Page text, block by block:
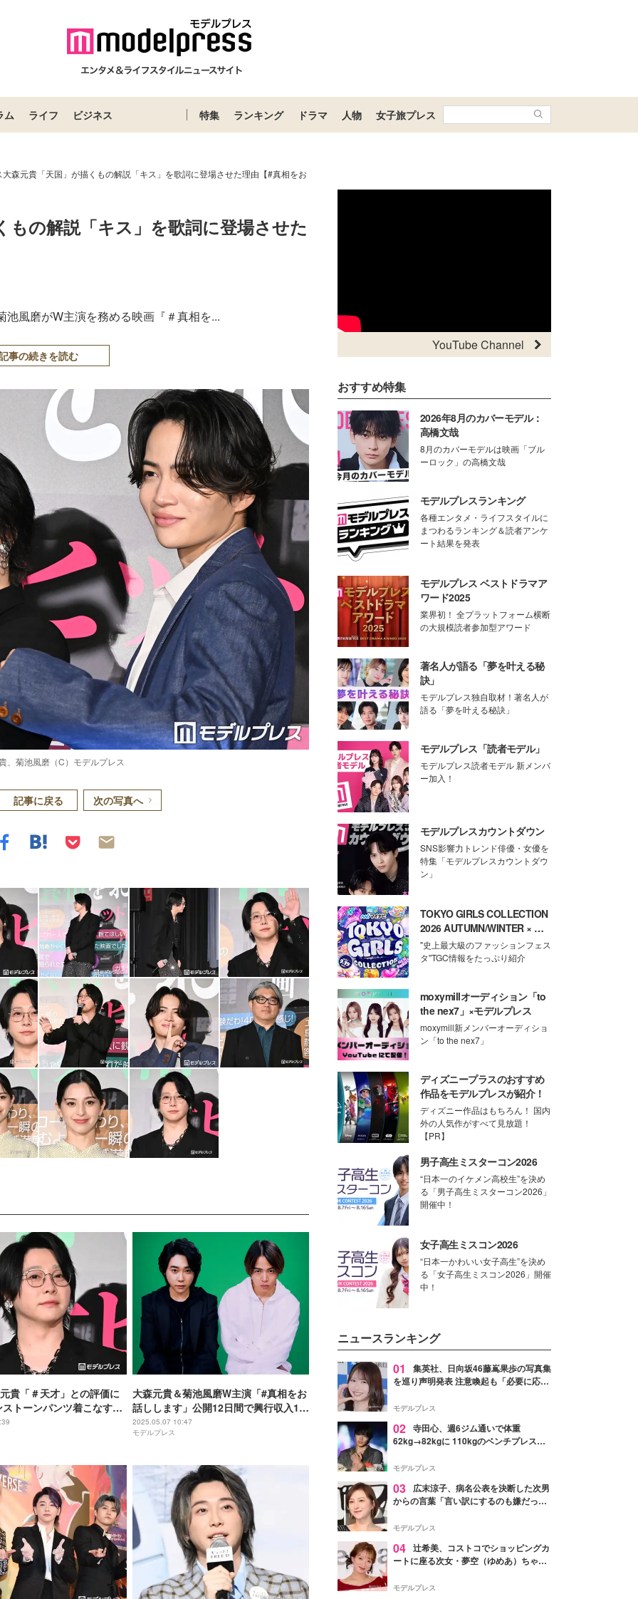
ム ライフ ビジネス 特集 ランキング ドラマ 人物 女子旅プレス
大森元貴「天国」が描くもの解説「キス」を歌詞に登場させた理由【#真相をお
もの解説「キス」を歌詞に登場させた
風磨がW主演を務める映画『＃真相を...
事の続きを読む
、菊池風磨（C）モデルプレス
記事に戻る 次の写真へ
貴「＃天才」との評価に
トーンパンツ着こなす
しします】
大森元貴＆菊池風磨W主演「#真相をお
話しします」公開12日間で興行収入13
億円・観客動員98万人突破
2025.05.07 10:47
モデルプレス
YouTube Channel
おすすめ特集
2026年8月のカバーモデル：
高橋文哉
8月のカバーモデルは映画「ブル
ーロック」の高橋文哉
モデルプレスランキング
各種エンタメ・ライフスタイルに
まつわるランキング＆読者アンケ
ート結果を発表
モデルプレス ベストドラマア
ワード2025
業界初！ 全プラットフォーム横断
の大規模読者参加型アワード
著名人が語る「夢を叶える秘
訣」
モデルプレス独自取材！著名人が
語る「夢を叶える秘訣」
モデルプレス「読者モデル」
モデルプレス読者モデル 新メンバ
ー加入！
モデルプレスカウントダウン
SNS影響力トレンド俳優・女優を
特集「モデルプレスカウントダウ
ン」
TOKYO GIRLS COLLECTION
2026 AUTUMN/WINTER × モ
デルプレス
"史上最大級のファッションフェス
タ"TGC情報をたっぷり紹介
moxymillオーディション「to
the nex7」×モデルプレス
moxymill新メンバーオーディショ
ン「to the nex7」
ディズニープラスのおすすめ
作品をモデルプレスが紹介！
ディズニー作品はもちろん！ 国内
外の人気作がすべて見放題！
【PR】
男子高生ミスターコン2026
“日本一のイケメン高校生”を決め
る「男子高生ミスターコン2026」
開催中！
女子高生ミスコン2026
“日本一かわいい女子高生”を決め
る「女子高生ミスコン2026」開催
中！
ニュースランキング
01
集英社、日向坂46藤嶌果歩の写真集
を巡り声明発表 注意喚起も「必要に応じ
モデルプレス
02 寺田心、週6ジム通いで体重
62kg→82kgに 110kgのベンチプレス持
「かっこいい」と反響
モデルプレス
03
広末涼子、病名公表を決断した次男
からの言葉「言い訳にするのも嫌だっ
モデルプレス
04 辻希美、コストコでショッピングカ
ートに座る次女・夢空（ゆめあ）ちゃん
ぎ」「成長を感じる」の声
モデルプレス